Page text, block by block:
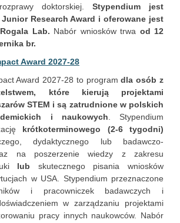
doktorskiej. Stypendium jest
Research Award i oferowane jest
Lab. Nabór wniosków trwa od 12
br.
Award 2027-28
Award 2027-28 to programdla osób z
które kierują projektami
STEM i są zatrudnione w polskich
i naukowych. Stypendium
krótkoterminowego (2-6 tygodni)
dydaktycznego lub badawczo-
na poszerzenie wiedzy z zakresu
lub skutecznego pisania wniosków
w USA. Stypendium przeznaczone
i pracowniczek badawczych i
w zarządzaniu projektami
pracy innych naukowców. Nabór